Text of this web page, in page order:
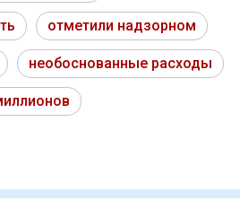
отметили надзорном
необоснованные расходы